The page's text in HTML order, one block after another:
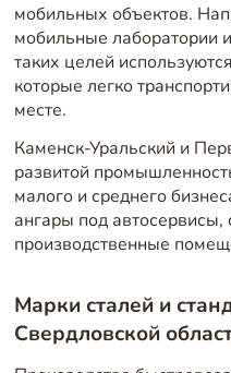
мобильных объектов.
мобильные лаборатории
таких целей
которые легко
месте.
Каменск-Уральский и
развитой
малого и среднего
ангары под
производственные
Марки сталей и
Свердловской